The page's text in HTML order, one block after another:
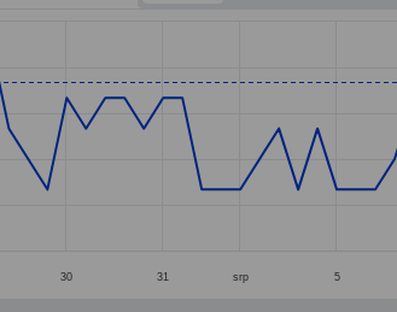
30 31 srp 5